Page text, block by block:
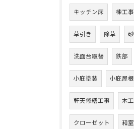
キッチン床 棟工事
草引き 除草
洗面台取替 鉄部
小庇塗装 小庇屋
軒天修繕工事 木
クローゼット 和